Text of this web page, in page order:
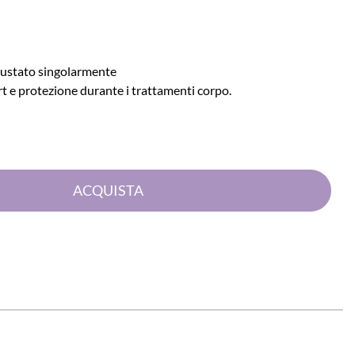
singolarmente
e protezione durante i trattamenti corpo.
ACQUISTA